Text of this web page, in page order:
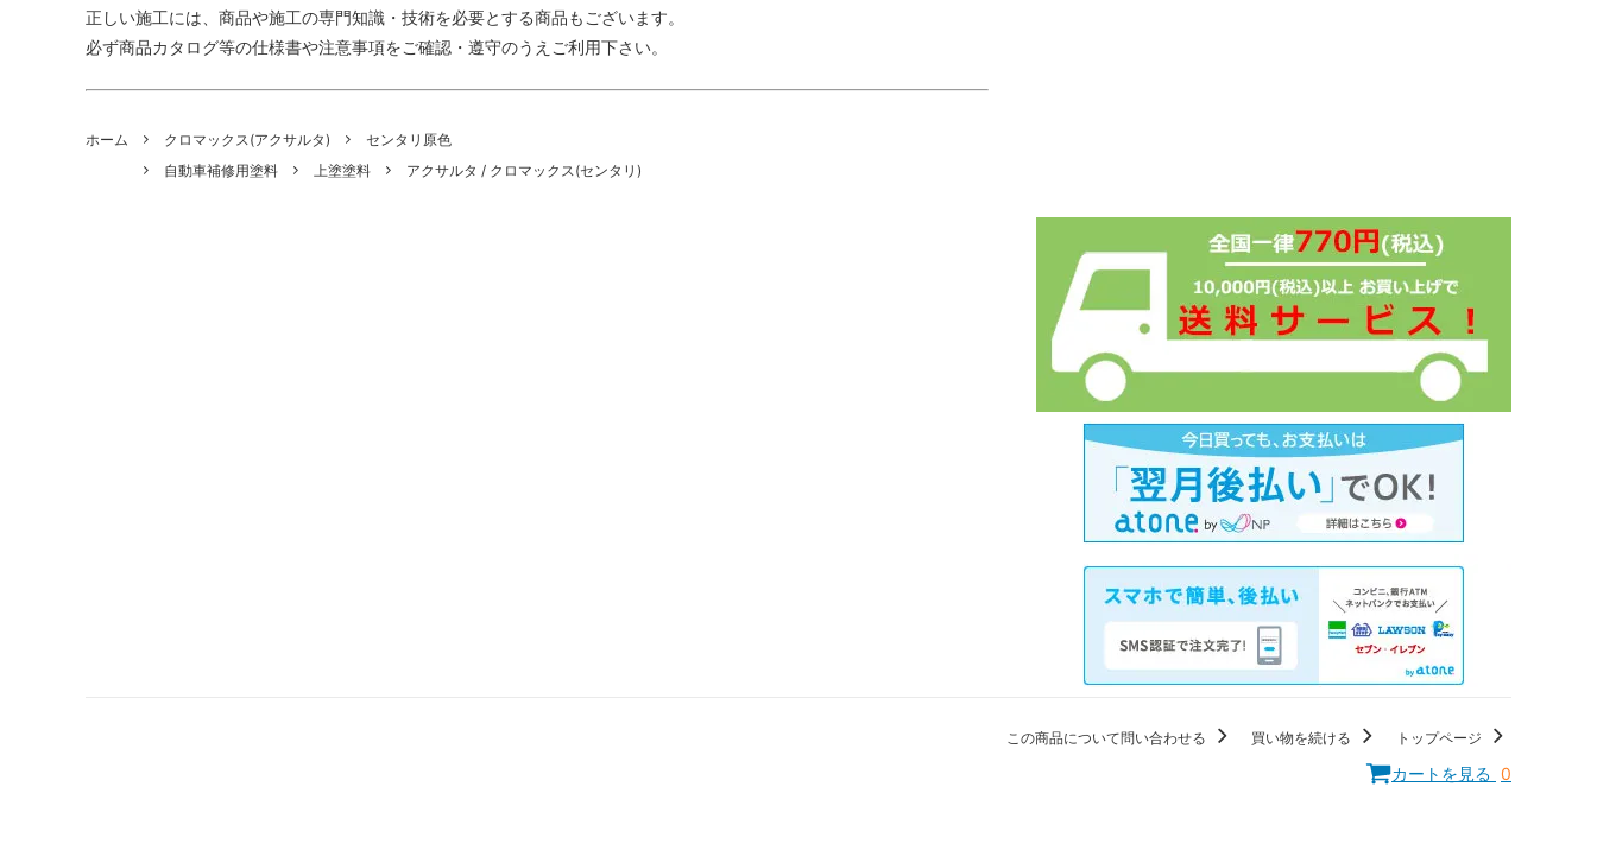
正しい施工には、商品や施工の専門知識・技術を必要とする商品もございます。
必ず商品カタログ等の仕様書や注意事項をご確認・遵守のうえご利用下さい。
ホーム クロマックス(アクサルタ)
センタリ原色
自動車補修用塗料
上塗塗料 アクサルタ / クロマックス(センタリ)
この商品について問い合わせる 買い物を続ける トップページ
カートを見る 0